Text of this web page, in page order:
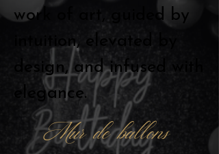
work of art, guided by
intuition, elevated by
design, and infused with
elegance.
Mur de ballons